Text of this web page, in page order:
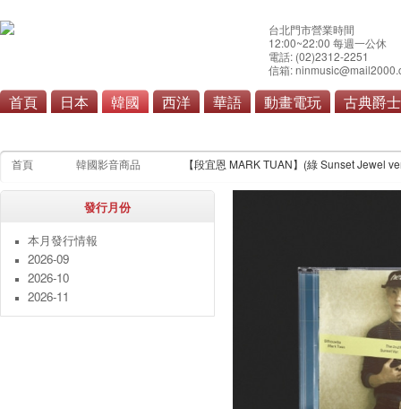
台北門市營業時間
12:00~22:00 每週一公休
電話: (02)2312-2251
信箱:
首頁 日本 韓國 西洋 華語 動畫電玩 古典爵士
首頁 韓國影音商品 【段宜恩 MARK TUAN】(綠 Sunset Jewel
發行月份
本月發行情報
2026-09
2026-10
2026-11